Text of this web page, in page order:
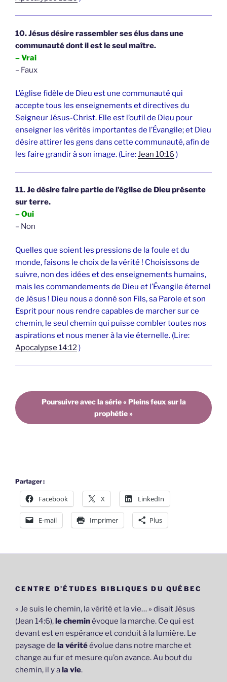
10. Jésus désire rassembler ses élus dans une
communauté dont il est le seul maître.
– Vrai
– Faux
L’église fidèle de Dieu est une communauté qui
accepte tous les enseignements et directives du
Seigneur Jésus-Christ. Elle est l’outil de Dieu pour
enseigner les vérités importantes de l’Évangile; et Dieu
désire attirer les gens dans cette communauté, afin de
les faire grandir à son image. (Lire:Jean 10:16 )
11. Je désire faire partie de l’église de Dieu présente
sur terre.
– Oui
– Non
Quelles que soient les pressions de la foule et du
monde, faisons le choix de la vérité ! Choisissons de
suivre, non des idées et des enseignements humains,
mais les commandements de Dieu et l’Évangile éternel
de Jésus ! Dieu nous a donné son Fils, sa Parole et son
Esprit pour nous rendre capables de marcher sur ce
chemin, le seul chemin qui puisse combler toutes nos
aspirations et nous mener à la vie éternelle. (Lire:
Apocalypse 14:12 )
Poursuivre avec la série « Pleins feux sur la
prophétie »
Partager :
Facebook X LinkedIn
E-mail Imprimer Plus
CENTRE D’ÉTUDES BIBLIQUES DU QUÉBEC
« Je suis le chemin, la vérité et la vie… » disait Jésus
(Jean 14:6),le cheminévoque la marche. Ce qui est
devant est en espérance et conduit à la lumière. Le
paysage de la véritéévolue dans notre marche et
change au fur et mesure qu’on avance. Au bout du
chemin, il y ala vie.